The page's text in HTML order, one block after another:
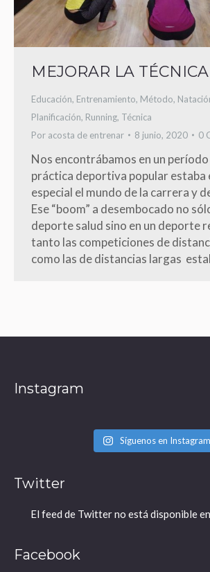
MEJORAR LA TÉCNICA
Educación, Entrenamiento, Método,
Planificación, Running, Técnica
Por acosta de entrenar 8 junio, 2020 0
Nos encontrábamos en un período
práctica deportiva popular estaba
especial el mundo de la carrera y
Ese “boom” a desembocado no
deporte salud sino en un deporte
tanto las competiciones de
como las de distancias largas
Instagram
Síguenos en Instagram
Twitter
El feed de Twitter no está disponible
Facebook